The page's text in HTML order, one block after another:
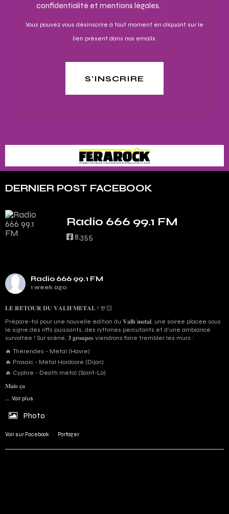
confidentialité et mentions légales.
Vous pouvez vous désinscrire à tout moment en cliquant sur le
lien présent dans nos emails.
S'INSCRIRE
DERNIER POST FACEBOOK
Radio 666 99.1 FM
8,355
Radio 666 99.1 FM
1 week ago
𝐋𝐄 𝐑𝐄𝐓𝐎𝐔𝐑 𝐃𝐔 𝐕𝐀𝐋𝐇’𝐌𝐄𝐓𝐀𝐋 ! 🤘🏻
Prépare-toi pour une nouvelle édition du 𝐕𝐚𝐥𝐡’𝐦𝐞𝐭𝐚𝐥, une soirée placée sous
le signe des riffs puissants, des rythmes percutants et d'une ambiance
survoltée ! Sur scène, 𝟑 𝐠𝐫𝐨𝐮𝐩𝐞𝐬 viendrons faire trembler les murs :
🔥 Thérendes - Métal (Havre)
🔥 Prosaic - Métal Hardcore (Dijon)
🔥 Cyphre - Death metal (Saint-Lô)
𝐌𝐚𝐢𝐬 𝐜̧𝐚
... Voir plus
Photo
Voir sur Facebook · Partager